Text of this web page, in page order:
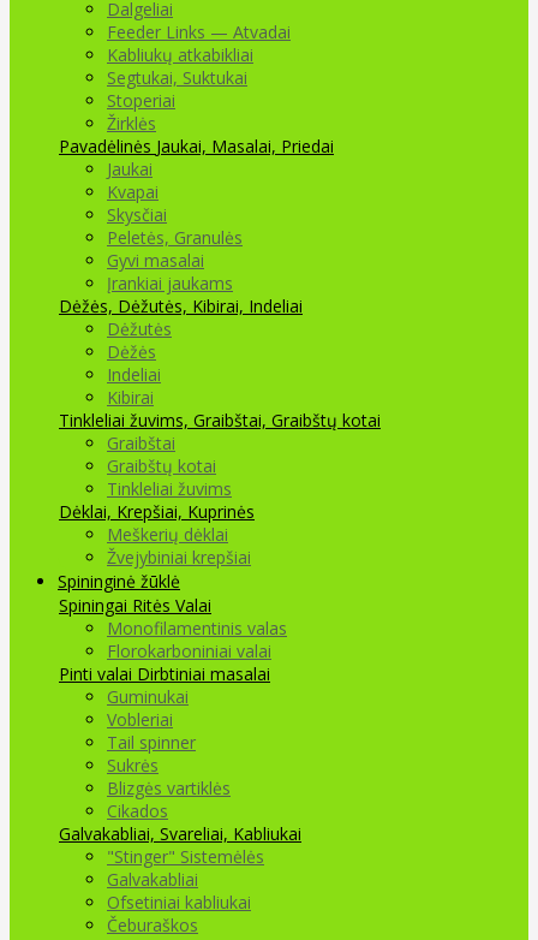
Dalgeliai
Feeder Links — Atvadai
Kabliukų atkabikliai
Segtukai, Suktukai
Stoperiai
Žirklės
Pavadėlinės Jaukai, Masalai, Priedai
Jaukai
Kvapai
Skysčiai
Peletės, Granulės
Gyvi masalai
Įrankiai jaukams
Dėžės, Dėžutės, Kibirai, Indeliai
Dėžutės
Dėžės
Indeliai
Kibirai
Tinkleliai žuvims, Graibštai, Graibštų kotai
Graibštai
Graibštų kotai
Tinkleliai žuvims
Dėklai, Krepšiai, Kuprinės
Meškerių dėklai
Žvejybiniai krepšiai
Spininginė žūklė
Spiningai Ritės Valai
Monofilamentinis valas
Florokarboniniai valai
Pinti valai Dirbtiniai masalai
Guminukai
Vobleriai
Tail spinner
Sukrės
Blizgės vartiklės
Cikados
Galvakabliai, Svareliai, Kabliukai
"Stinger" Sistemėlės
Galvakabliai
Ofsetiniai kabliukai
Čeburaškos